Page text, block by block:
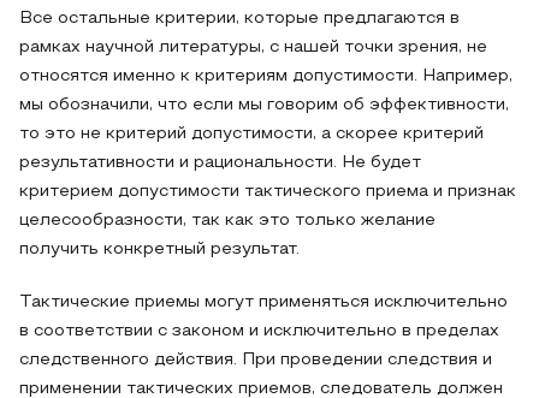
Все остальные критерии, которые предлагаются в
рамках научной литературы, с нашей точки зрения, не
относятся именно к критериям допустимости. Например,
мы обозначили, что если мы говорим об эффективности,
то это не критерий допустимости, а скорее критерий
результативности и рациональности. Не будет
критерием допустимости тактического приема и признак
целесообразности, так как это только желание
получить конкретный результат.
Тактические приемы могут применяться исключительно
в соответствии с законом и исключительно в пределах
следственного действия. При проведении следствия и
применении тактических приемов, следователь должен